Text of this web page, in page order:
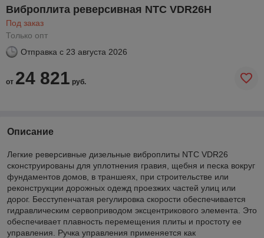
Виброплита реверсивная NTC VDR26H
Под заказ
Только опт
Отправка с 23 августа 2026
от 24 821 руб.
Описание
Легкие реверсивные дизельные виброплиты NTC VDR26
сконструированы для уплотнения гравия, щебня и песка вокруг
фундаментов домов, в траншеях, при строительстве или
реконструкции дорожных одежд проезжих частей улиц или
дорог. Бесступенчатая регулировка скорости обеспечивается
гидравлическим сервоприводом эксцентрикового элемента. Это
обеспечивает плавность перемещения плиты и простоту ее
управления. Ручка управления применяется как